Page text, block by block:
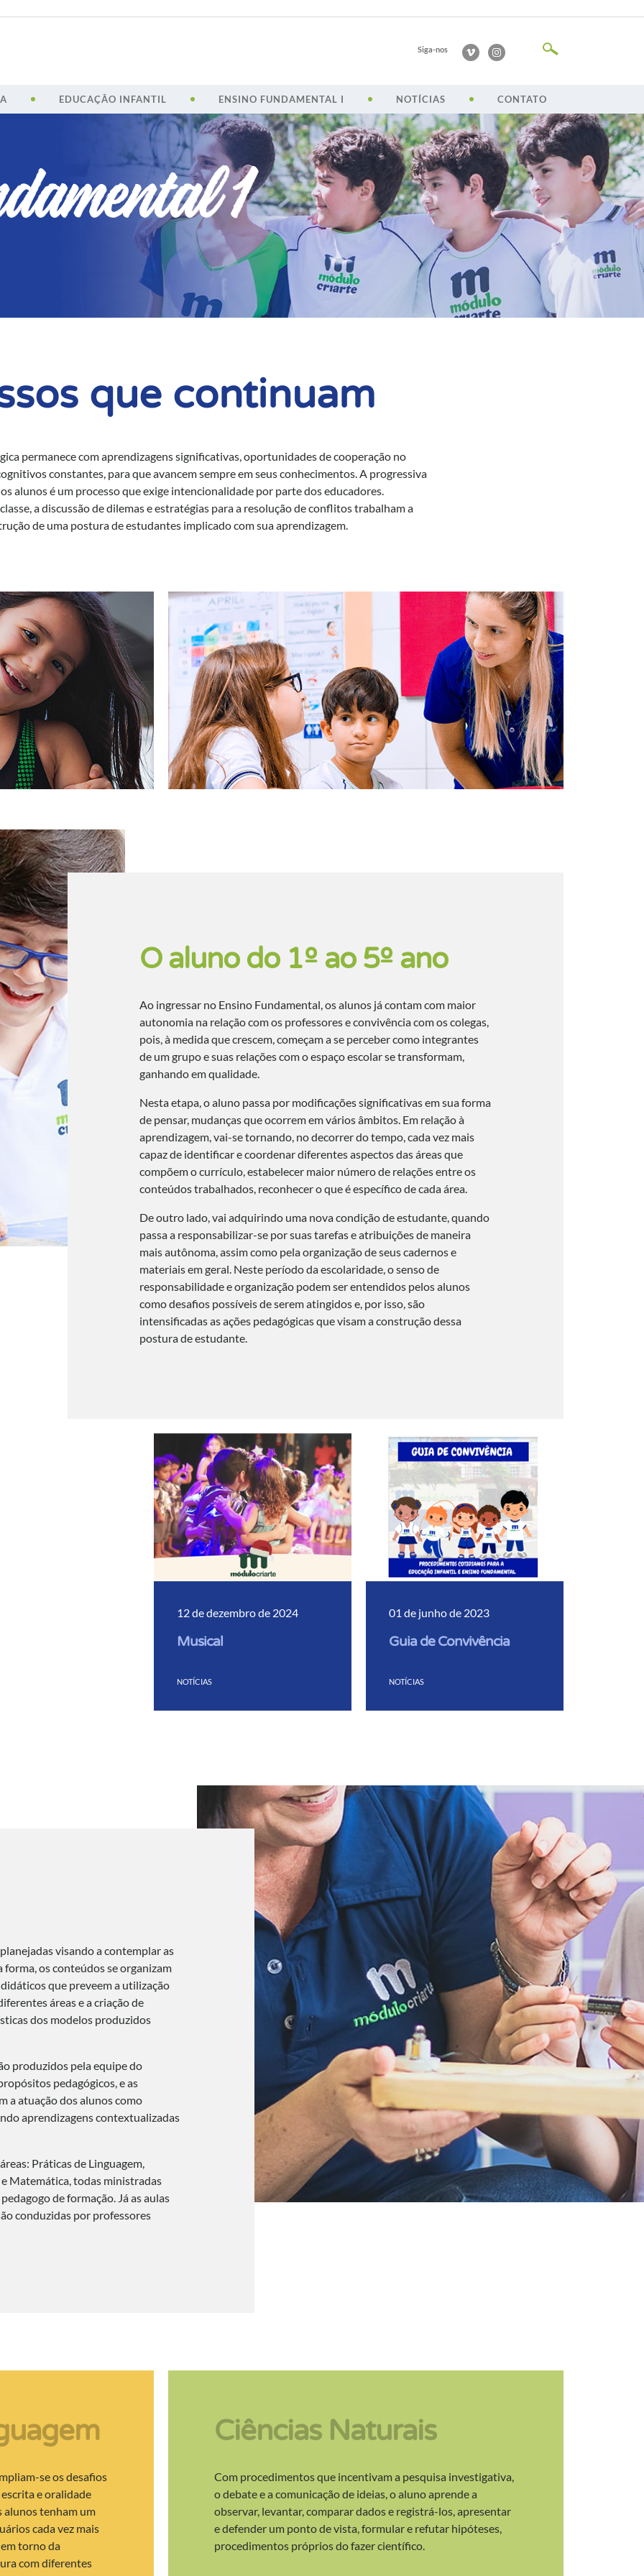
Siga-nos
EDUCAÇÃO INFANTIL ENSINO FUNDAMENTAL I NOTÍCIAS CONTATO
1
que continuam
permanece com aprendizagens significativas, oportunidades de cooperação no
constantes, para que avancem sempre em seus conhecimentos. A progressiva
alunos é um processo que exige intencionalidade por parte dos educadores.
a discussão de dilemas e estratégias para a resolução de conflitos trabalham a
de uma postura de estudantes implicado com sua aprendizagem.
O aluno do 1º ao 5º ano
Ao ingressar no Ensino Fundamental, os alunos já contam com maior
autonomia na relação com os professores e convivência com os colegas,
pois, à medida que crescem, começam a se perceber como integrantes
de um grupo e suas relações com o espaço escolar se transformam,
ganhando em qualidade.
Nesta etapa, o aluno passa por modificações significativas em sua forma
de pensar, mudanças que ocorrem em vários âmbitos. Em relação à
aprendizagem, vai-se tornando, no decorrer do tempo, cada vez mais
capaz de identificar e coordenar diferentes aspectos das áreas que
compõem o currículo, estabelecer maior número de relações entre os
conteúdos trabalhados, reconhecer o que é específico de cada área.
De outro lado, vai adquirindo uma nova condição de estudante, quando
passa a responsabilizar-se por suas tarefas e atribuições de maneira
mais autônoma, assim como pela organização de seus cadernos e
materiais em geral. Neste período da escolaridade, o senso de
responsabilidade e organização podem ser entendidos pelos alunos
como desafios possíveis de serem atingidos e, por isso, são
intensificadas as ações pedagógicas que visam a construção dessa
postura de estudante.
12 de dezembro de 2024
Musical
NOTÍCIAS
01 de junho de 2023
Guia de Convivência
NOTÍCIAS
visando a contemplar as
forma, os conteúdos se organizam
que preveem a utilização
áreas e a criação de
dos modelos produzidos
produzidos pela equipe do
pedagógicos, e as
a atuação dos alunos como
aprendizagens contextualizadas
Práticas de Linguagem,
Matemática, todas ministradas
de formação. Já as aulas
conduzidas por professores
se os desafios
e oralidade
alunos tenham um
cada vez mais
torno da
com diferentes
Ciências Naturais
Com procedimentos que incentivam a pesquisa investigativa,
o debate e a comunicação de ideias, o aluno aprende a
observar, levantar, comparar dados e registrá-los, apresentar
e defender um ponto de vista, formular e refutar hipóteses,
procedimentos próprios do fazer científico.